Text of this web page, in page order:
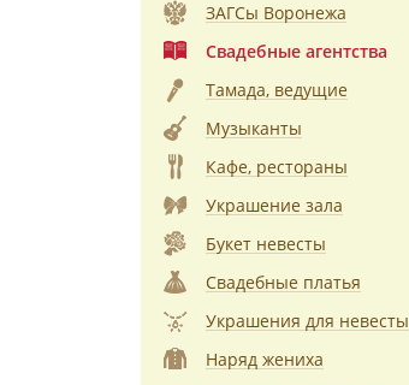
ЗАГСы Воронежа
Свадебные агентства
Тамада, ведущие
Музыканты
Кафе, рестораны
Украшение зала
Букет невесты
Свадебные платья
Украшения для невесты
Наряд жениха